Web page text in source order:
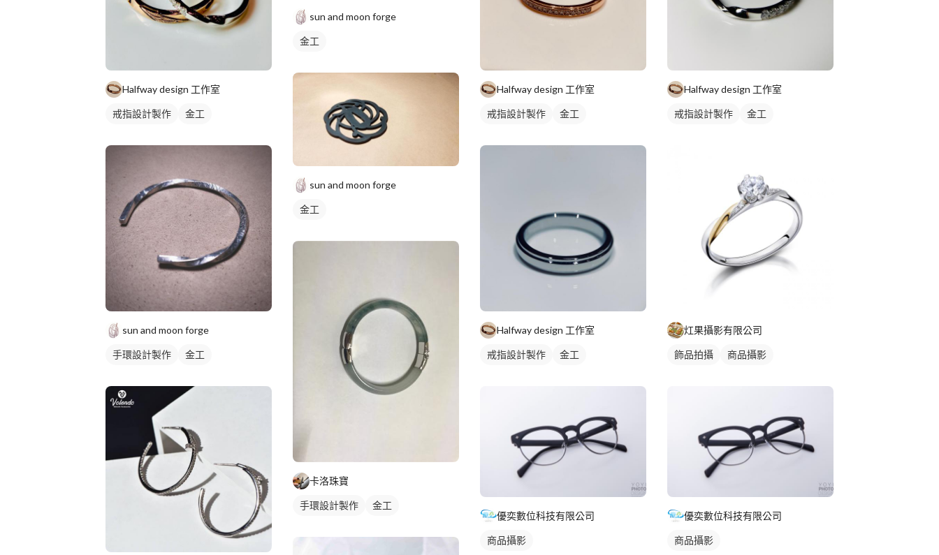
Halfway design 工作室
戒指設計製作 金工
sun and moon forge
手環設計製作 金工
sun and moon forge
金工
sun and moon forge
金工
卡洛珠寶
手環設計製作 金工
Halfway design 工作室
戒指設計製作 金工
Halfway design 工作室
戒指設計製作 金工
優奕數位科技有限公司
商品攝影
Halfway design 工作室
戒指設計製作 金工
灴果攝影有限公司
飾品拍攝 商品攝影
優奕數位科技有限公司
商品攝影